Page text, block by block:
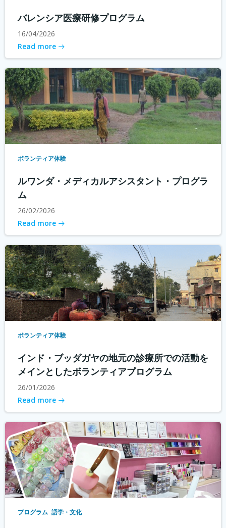
バレンシア医療研修プログラム
16/04/2026
Read more
ボランティア体験
ルワンダ・メディカルアシスタント・プログラ
ム
26/02/2026
Read more
ボランティア体験
インド・ブッダガヤの地元の診療所での活動を
メインとしたボランティアプログラム
26/01/2026
Read more
プログラム 語学・文化